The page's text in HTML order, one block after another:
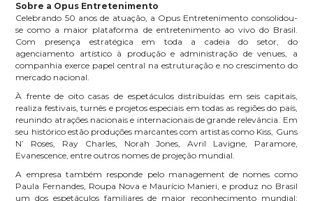
Sobre a Opus Entretenimento
Celebrando 50 anos de atuação, a Opus Entretenimento consolidou-
se como a maior plataforma de entretenimento ao vivo do Brasil.
Com presença estratégica em toda a cadeia do setor, do
agenciamento artístico à produção e administração de venues, a
companhia exerce papel central na estruturação e no crescimento do
mercado nacional.
À frente de oito casas de espetáculos distribuídas em seis capitais,
realiza festivais, turnês e projetos especiais em todas as regiões do país,
reunindo atrações nacionais e internacionais de grande relevância. Em
seu histórico estão produções marcantes com artistas como Kiss, Guns
N’ Roses, Ray Charles, Norah Jones, Avril Lavigne, Paramore,
Evanescence, entre outros nomes de projeção mundial.
A empresa também responde pelo management de nomes como
Paula Fernandes, Roupa Nova e Maurício Manieri, e produz no Brasil
um dos espetáculos familiares de maior reconhecimento mundial: